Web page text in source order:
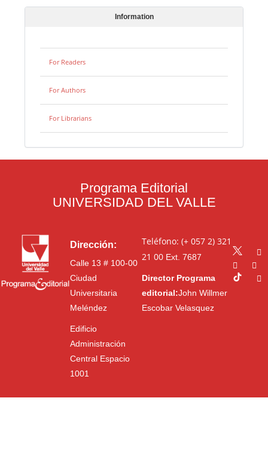
Information
For Readers
For Authors
For Librarians
Programa Editorial
UNIVERSIDAD DEL VALLE
Dirección:
Calle 13 # 100-00
Ciudad
Universitaria
Meléndez
Edificio
Administración
Central Espacio
1001
Teléfono: (+ 057 2) 321
21 00Ext. 7687
Director Programa
editorial:John Willmer
Escobar Velasquez